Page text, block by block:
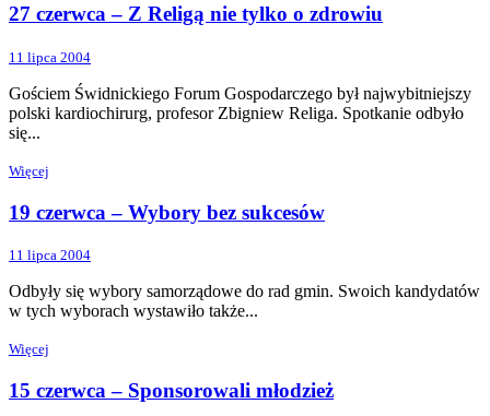
27 czerwca – Z Religą nie tylko o zdrowiu
11 lipca 2004
Gościem Świdnickiego Forum Gospodarczego był najwybitniejszy
polski kardiochirurg, profesor Zbigniew Religa. Spotkanie odbyło
się...
Więcej
19 czerwca – Wybory bez sukcesów
11 lipca 2004
Odbyły się wybory samorządowe do rad gmin. Swoich kandydatów
w tych wyborach wystawiło także...
Więcej
15 czerwca – Sponsorowali młodzież